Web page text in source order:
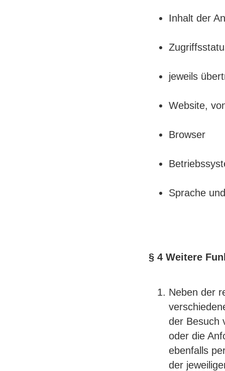
Inhalt der
jeweils
Website,
Browser
Sprache
§ 4 Weitere
Neben der
der Besuch
oder die
ebenfalls
der